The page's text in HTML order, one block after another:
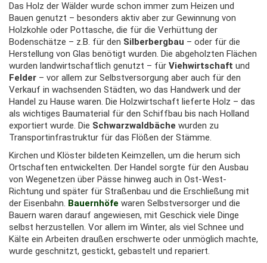
Das Holz der Wälder wurde schon immer zum Heizen und
Bauen genutzt – besonders aktiv aber zur Gewinnung von
Holzkohle oder Pottasche, die für die Verhüttung der
Bodenschätze – z.B. für den Silberbergbau – oder für die
Herstellung von Glas benötigt wurden. Die abgeholzten Flächen
wurden landwirtschaftlich genutzt – für Viehwirtschaft und
Felder – vor allem zur Selbstversorgung aber auch für den
Verkauf in wachsenden Städten, wo das Handwerk und der
Handel zu Hause waren. Die Holzwirtschaft lieferte Holz – das
als wichtiges Baumaterial für den Schiffbau bis nach Holland
exportiert wurde. Die Schwarzwaldbäche wurden zu
Transportinfrastruktur für das Flößen der Stämme.
Kirchen und Klöster bildeten Keimzellen, um die herum sich
Ortschaften entwickelten. Der Handel sorgte für den Ausbau
von Wegenetzen über Pässe hinweg auch in Ost-West-
Richtung und später für Straßenbau und die Erschließung mit
der Eisenbahn. Bauernhöfe waren Selbstversorger und die
Bauern waren darauf angewiesen, mit Geschick viele Dinge
selbst herzustellen. Vor allem im Winter, als viel Schnee und
Kälte ein Arbeiten draußen erschwerte oder unmöglich machte,
wurde geschnitzt, gestickt, gebastelt und repariert.